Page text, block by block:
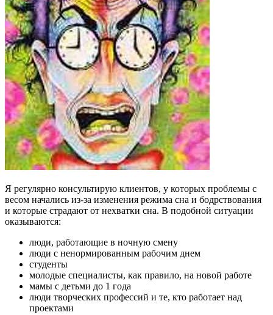
Я регулярно консультирую клиентов, у которых проблемы с
весом начались из-за изменения режима сна и бодрствования
и которые страдают от нехватки сна. В подобной ситуации
оказываются:
люди, работающие в ночную смену
люди с ненормированным рабочим днем
студенты
молодые специалисты, как правило, на новой работе
мамы с детьми до 1 года
люди творческих профессий и те, кто работает над
проектами